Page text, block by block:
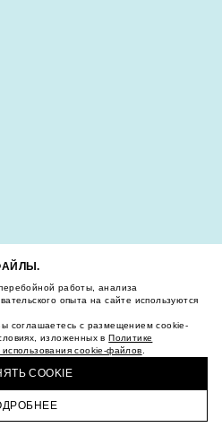
работы, анализа
опыта на сайте используются
соглашаетесь с размещением cookie-
изложенных вПолитике
cookie-файлов
COOKIE
КОРЗИНА ПРОФИЛЬ